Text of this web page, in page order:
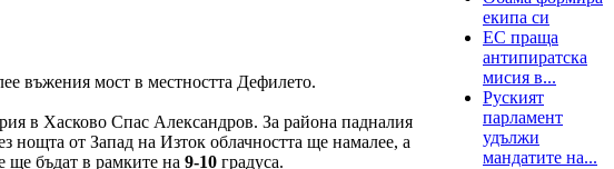
въжения мост в местността Дефилето.
в Хасково Спас Александров. За района падналия
нощта от Запад на Изток облачността ще намалее, а
ще бъдат в рамките на 9-10 градуса.
екипа си
ЕС праща
антипиратска
мисия в...
Руският
парламент
удължи
мандатите на...